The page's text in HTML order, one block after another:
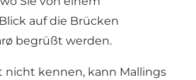
auf die Brücken
begrüßt werden.
nicht kennen, kann Mallings